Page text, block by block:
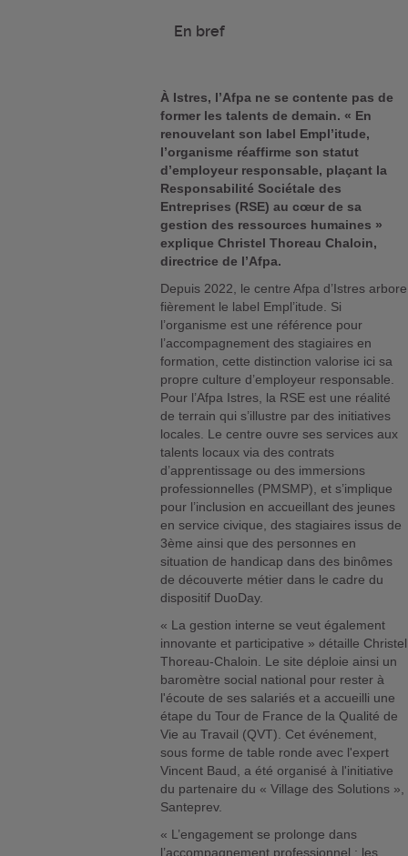
En bref
À Istres, l’Afpa ne se contente pas de
former les talents de demain. « En
renouvelant son label Empl’itude,
l’organisme réaffirme son statut
d’employeur responsable, plaçant la
Responsabilité Sociétale des
Entreprises (RSE) au cœur de sa
gestion des ressources humaines »
explique Christel Thoreau Chaloin,
directrice de l’Afpa.
Depuis 2022, le centre Afpa d’Istres arbore
fièrement le label Empl’itude. Si
l’organisme est une référence pour
l’accompagnement des stagiaires en
formation, cette distinction valorise ici sa
propre culture d’employeur responsable.
Pour l’Afpa Istres, la RSE est une réalité
de terrain qui s’illustre par des initiatives
locales. Le centre ouvre ses services aux
talents locaux via des contrats
d’apprentissage ou des immersions
professionnelles (PMSMP), et s’implique
pour l’inclusion en accueillant des jeunes
en service civique, des stagiaires issus de
3ème ainsi que des personnes en
situation de handicap dans des binômes
de découverte métier dans le cadre du
dispositif DuoDay.
« La gestion interne se veut également
innovante et participative » détaille Christel
Thoreau-Chaloin. Le site déploie ainsi un
baromètre social national pour rester à
l'écoute de ses salariés et a accueilli une
étape du Tour de France de la Qualité de
Vie au Travail (QVT). Cet événement,
sous forme de table ronde avec l'expert
Vincent Baud, a été organisé à l'initiative
du partenaire du « Village des Solutions »,
Santeprev.
« L’engagement se prolonge dans
l’accompagnement professionnel : les